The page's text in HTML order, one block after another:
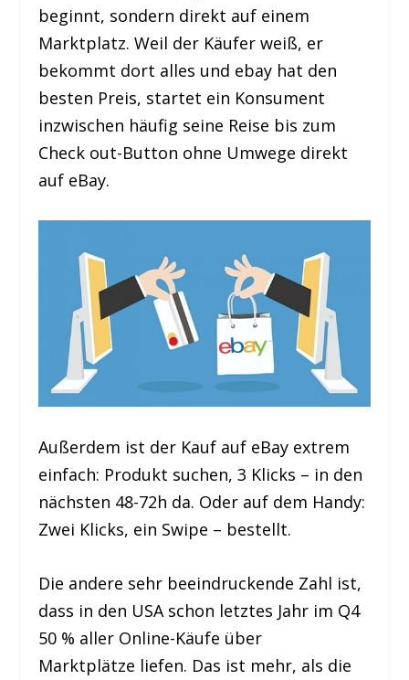
beginnt, sondern direkt auf einem
Marktplatz. Weil der Käufer weiß, er
bekommt dort alles und ebay hat den
besten Preis, startet ein Konsument
inzwischen häufig seine Reise bis zum
Check out-Button ohne Umwege direkt
auf eBay.
Außerdem ist der Kauf auf eBay extrem
einfach: Produkt suchen, 3 Klicks – in den
nächsten 48-72h da. Oder auf dem Handy:
Zwei Klicks, ein Swipe – bestellt.
Die andere sehr beeindruckende Zahl ist,
dass in den USA schon letztes Jahr im Q4
50 % aller Online-Käufe über
Marktplätze liefen. Das ist mehr, als die